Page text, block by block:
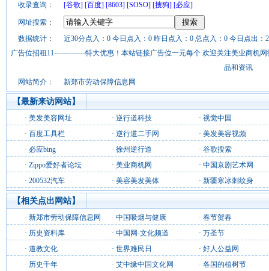
收录查询： [谷歌] [百度] [8603] [SOSO] [搜狗] [必应]
网址搜索：
数据统计：
近30分点入：0 今日点入：0 昨日点入：0 总点入：0 今日点出：
广告位招租11-------------特大优惠！本站链接广告位一元每个 欢迎关注美业商机
品和资讯
网站简介：
新郑市劳动保障信息网
【最新来访网站】
· 美发美容网址 · 逆行道科技 · 视觉中国
· 百度工具栏 · 逆行道二手网 · 美发美容视频
· 必应bing · 徐州逆行道 · 谷歌搜索
· Zippo爱好者论坛 · 美业商机网 · 中国京剧艺术网
· 200532汽车 · 美容美发美体 · 新疆寒冰刺纹身
【相关点出网站】
· 新郑市劳动保障信息网 · 中国吸烟与健康 · 春节贺春
· 历史资料库 · 中国网-文化频道 · 万圣节
· 道教文化 · 世界难民日 · 好人公益网
· 历史千年 · 艾中缘中国文化网 · 各国的植树节